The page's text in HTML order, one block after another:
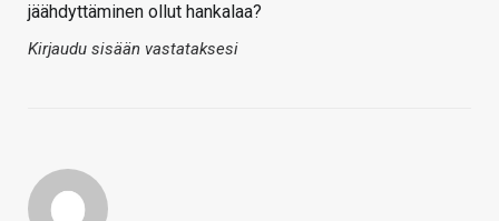
jäähdyttäminen ollut hankalaa?
Kirjaudu sisään vastataksesi